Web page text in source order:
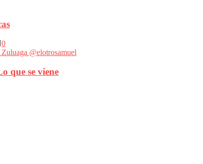
0
que se viene